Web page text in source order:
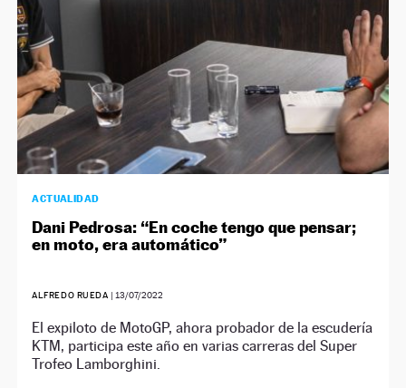
ACTUALIDAD
Dani Pedrosa: “En coche tengo que pensar;
en moto, era automático”
ALFREDO RUEDA | 13/07/2022
El expiloto de MotoGP, ahora probador de la escudería
KTM, participa este año en varias carreras del Super
Trofeo Lamborghini.